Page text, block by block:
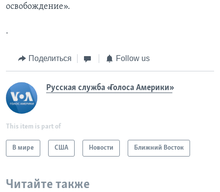
освобождение».
.
Поделиться Follow us
Русская служба «Голоса Америки»
This item is part of
В мире США Новости Ближний Восток
Читайте также